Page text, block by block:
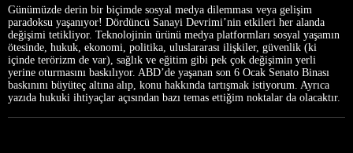
Günümüzde derin bir biçimde sosyal medya dilemması veya gelişim
paradoksu yaşanıyor! Dördüncü Sanayi Devrimi’nin etkileri her alanda
değişimi tetikliyor. Teknolojinin ürünü medya platformları sosyal yaşamın
ötesinde, hukuk, ekonomi, politika, uluslararası ilişkiler, güvenlik (ki
içinde terörizm de var), sağlık ve eğitim gibi pek çok değişimin yerli
yerine oturmasını baskılıyor. ABD’de yaşanan son 6 Ocak Senato Binası
baskınını büyüteç altına alıp, konu hakkında tartışmak istiyorum. Ayrıca
yazıda hukuki ihtiyaçlar açısından bazı temas ettiğim noktalar da olacaktır.